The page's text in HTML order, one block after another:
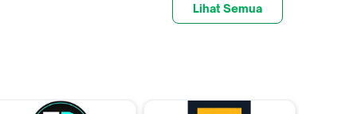
Lihat Semua